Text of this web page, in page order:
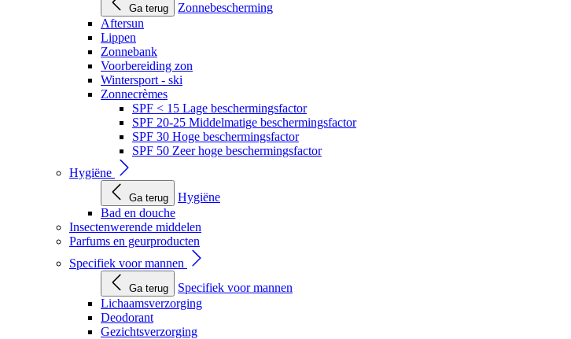
Ga terug
Zonnebescherming
Aftersun
Lippen
Zonnebank
Voorbereiding zon
Wintersport - ski
Zonnecrèmes
SPF < 15 Lage beschermingsfactor
SPF 20-25 Middelmatige beschermingsfactor
SPF 30 Hoge beschermingsfactor
SPF 50 Zeer hoge beschermingsfactor
Hygiëne
Ga terug
Hygiëne
Bad en douche
Insectenwerende middelen
Parfums en geurproducten
Specifiek voor mannen
Ga terug
Specifiek voor mannen
Lichaamsverzorging
Deodorant
Gezichtsverzorging